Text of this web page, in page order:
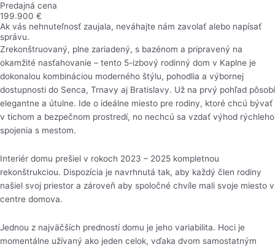
Predajná cena
199.900 €
Ak vás nehnuteľnosť zaujala, neváhajte nám zavolať alebo napísať
správu.
Zrekonštruovaný, plne zariadený, s bazénom a pripravený na
okamžité nasťahovanie – tento 5-izbový rodinný dom v Kaplne je
dokonalou kombináciou moderného štýlu, pohodlia a výbornej
dostupnosti do Senca, Trnavy aj Bratislavy. Už na prvý pohľad pôsobí
elegantne a útulne. Ide o ideálne miesto pre rodiny, ktoré chcú bývať
v tichom a bezpečnom prostredí, no nechcú sa vzdať výhod rýchleho
spojenia s mestom.
Interiér domu prešiel v rokoch 2023 – 2025 kompletnou
rekonštrukciou. Dispozícia je navrhnutá tak, aby každý člen rodiny
našiel svoj priestor a zároveň aby spoločné chvíle mali svoje miesto v
centre domova.
Jednou z najväčších predností domu je jeho variabilita. Hoci je
momentálne užívaný ako jeden celok, vďaka dvom samostatným